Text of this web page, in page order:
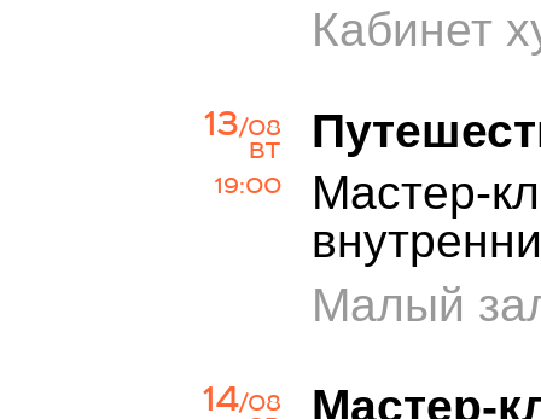
Кабинет
13/08
ВТ
19:00
Мастер-
Малый
14/08
Мастер-